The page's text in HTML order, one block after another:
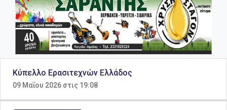
Κύπελλο Ερασιτεχνών Ελλάδος
09 Μαΐου 2026 στις 19:08